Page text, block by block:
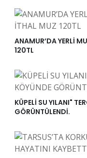
ANAMUR’DA YERLİ
120TL
KÜPELİ SU YILANI"
GÖRÜNTÜLENDİ.